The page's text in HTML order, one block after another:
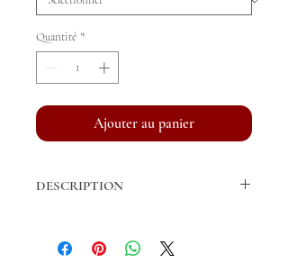
Quantité *
Ajouter au panier
DESCRIPTION
Fil acrylique de fabrication française
Longueur Cheval: 3m, 4m (standard), 5m